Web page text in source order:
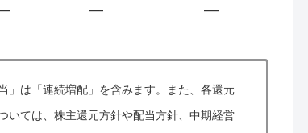
― ―
」は「連続増配」を含みます。また、各還元
いては、株主還元方針や配当方針、中期経営